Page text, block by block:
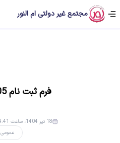
مجتمع غیر دولتی ام النور
فرم ثبت نام 1405-1404
عمومی
18 تیر 1404، ساعت 14:41